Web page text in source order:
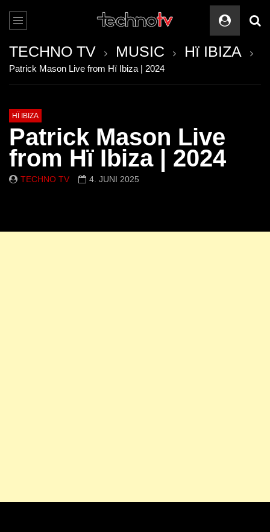
TECHNO TV MUSIC Hï IBIZA
Patrick Mason Live from Hï Ibiza | 2024
HÏ IBIZA
Patrick Mason Live
from Hï Ibiza | 2024
TECHNO TV 4. JUNI 2025